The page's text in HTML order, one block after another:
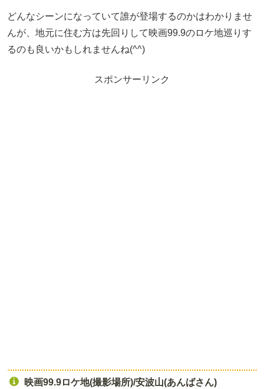
どんなシーンになっていて誰が登場するのかはわかりませ
んが、地元に住む方は先回りして映画99.9のロケ地巡りす
るのも良いかもしれませんね(^^)
スポンサーリンク
映画99.9ロケ地(撮影場所)/安波山(あんばさん)